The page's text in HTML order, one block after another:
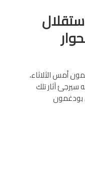
أمس الثلاثاء،
سيرجئ آثار تلك
بودغمون